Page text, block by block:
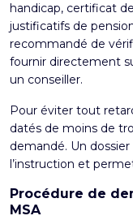
handicap, certificat
justificatifs de
recommandé de
fournir directement
un conseiller.
Pour éviter tout
datés de moins de
demandé. Un
l’instruction et
Procédure de
MSA